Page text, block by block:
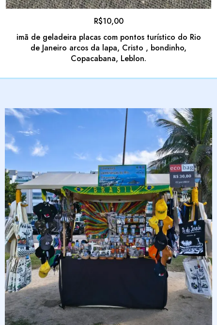
imã de geladeira placas com pontos turístico do Rio
de Janeiro arcos da lapa, Cristo , bondinho,
Copacabana, Leblon.
R$10,00